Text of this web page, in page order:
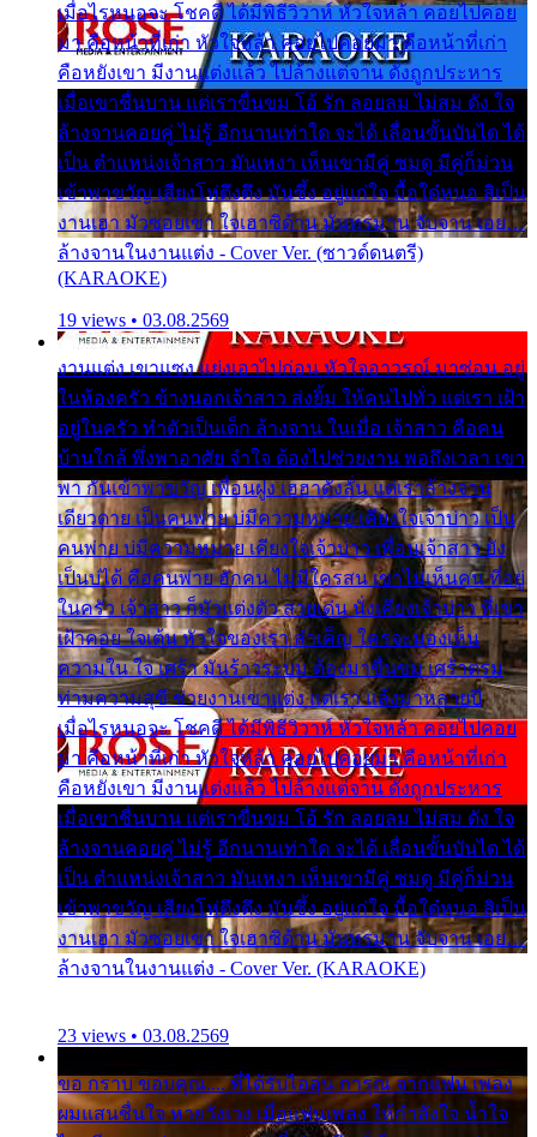
เมื่อไรหนอจะ โชคดี ได้มีพิธีวิวาห์ หัวใจหล้า คอยไปคอย
มา คือหน้าที่เก่า หัวใจหล้า คอยไปคอยมา คือหน้าที่เก่า
คือหยังเขา มีงานแต่งแล้ว ไปล้างแต่จาน ดั่งถูกประหาร
เมื่อเขาชื่นบาน แต่เราขื่นขม โอ้ รัก ลอยลม ไม่สม ดัง ใจ
ล้างจานคอยคู่ ไม่รู้ อีกนานเท่าใด จะได้ เลื่อนขั้นบันได ได้
เป็น ตำแหน่งเจ้าสาว มันเหงา เห็นเขามีคู่ ซมดู มีคู่ก็ม่วน
เข้าพาขวัญ เสียงโห่ตึงตึง มันซึ้ง อยู่แก่ใจ มื้อใด๋หนอ สิเป็น
งานเฮา มัวซอยเขา ใจเฮาซิด้าน มันทรมาน จับจาน เอย…
ล้างจานในงานแต่ง - Cover Ver. (ซาวด์ดนตรี)
(KARAOKE)
19 views • 03.08.2569
งานแต่ง เขาแซง แย่งเอาไปก่อน หัวใจอาวรณ์ มาซ่อน อยู่
ในห้องครัว ข้างนอกเจ้าสาว ส่งยิ้ม ให้คนไปทั่ว แต่เรา เฝ้า
อยู่ในครัว ทำตัวเป็นเด็ก ล้างจาน ในเมื่อ เจ้าสาว คือคน
บ้านใกล้ พึ่งพาอาศัย จำใจ ต้องไปช่วยงาน พอถึงเวลา เขา
พา กันเข้าพาขวัญ เพื่อนฝูง เฮฮาดังลั่น แต่เราล้างจาน
เดียวดาย เป็นคนพ่าย บ่มีความหมาย เคียงใจเจ้าบ่าว เป็น
คนพ่าย บ่มีความหมาย เคียงใจเจ้าบ่าว เพื่อนเจ้าสาว ยัง
เป็นบ่ได้ คือคนพ่าย ฮักคน ไม่มีใครสน เขาไม่เห็นคน ที่อยู่
ในครัว เจ้าสาว ก็มัวแต่งตัว สวยเด่น นั่งเคียงเจ้าบ่าว ที่เขา
เฝ้าคอย ใจเต้น หัวใจของเรา ลำเค็ญ ใครจะมองเห็น
ความใน ใจ เศร้า มันร้าวระบม ต้องมาขื่นขม เศร้าตรม
ท่ามความสุขี ช่วยงานเขาแต่ง แต่เรา แล้งมาหลายปี
เมื่อไรหนอจะ โชคดี ได้มีพิธีวิวาห์ หัวใจหล้า คอยไปคอย
มา คือหน้าที่เก่า หัวใจหล้า คอยไปคอยมา คือหน้าที่เก่า
คือหยังเขา มีงานแต่งแล้ว ไปล้างแต่จาน ดั่งถูกประหาร
เมื่อเขาชื่นบาน แต่เราขื่นขม โอ้ รัก ลอยลม ไม่สม ดัง ใจ
ล้างจานคอยคู่ ไม่รู้ อีกนานเท่าใด จะได้ เลื่อนขั้นบันได ได้
เป็น ตำแหน่งเจ้าสาว มันเหงา เห็นเขามีคู่ ซมดู มีคู่ก็ม่วน
เข้าพาขวัญ เสียงโห่ตึงตึง มันซึ้ง อยู่แก่ใจ มื้อใด๋หนอ สิเป็น
งานเฮา มัวซอยเขา ใจเฮาซิด้าน มันทรมาน จับจาน เอย…
ล้างจานในงานแต่ง - Cover Ver. (KARAOKE)
23 views • 03.08.2569
ขอ กราบ ขอบคุณ.... ที่ได้รับไออุ่น การุณ จากแฟน เพลง
ผมแสนชื่นใจ หายวังเวง เมื่อแฟนเพลง ให้กำลังใจ น้ำใจ